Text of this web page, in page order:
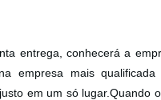
entrega, conhecerá a
empresa mais
em um só lugar.Quando